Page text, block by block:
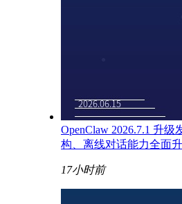
OpenClaw 2026.7.1 升
构、离线对话能力全面
17小时前